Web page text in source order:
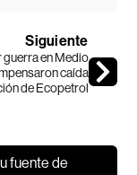
Siguiente
guerra en Medio
caída
de Ecopetrol
fuente de